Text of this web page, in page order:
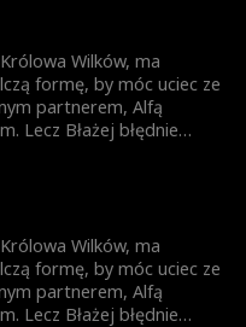
syna jest zagrożone,
Błażej zrozumiał
będzie już za późno?
Wilków, ma
formę, by móc uciec ze
partnerem, Alfą
Lecz Błażej błędnie
syna jest zagrożone,
Błażej zrozumiał
będzie już za późno?
Wilków, ma
formę, by móc uciec ze
partnerem, Alfą
Lecz Błażej błędnie